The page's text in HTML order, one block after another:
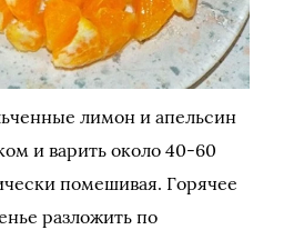
лимон и апельсин
и варить около 40-60
помешивая. Горячее
разложить по